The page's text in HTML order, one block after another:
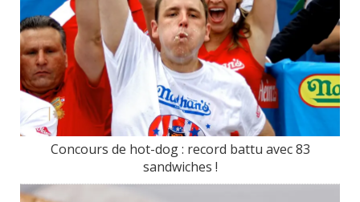
Concours de hot-dog : record battu avec 83
sandwiches !